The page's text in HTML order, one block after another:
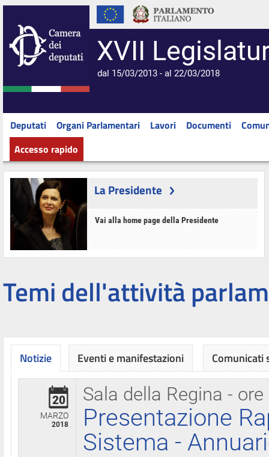
XVII
dal 15/03/2013 - al 22/03/2018
Deputati Organi Parlamentari Lavori Documenti
Accesso rapido
La Presidente
Vai alla home page della Presidente
Temi dell'attività
Notizie
Sala della Regina - ore
20
MARZO
2018
Presentazione
Sistema -
Eventi e manifestazioni Comunicati